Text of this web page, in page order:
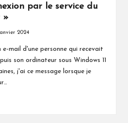
par le service du
»
2024
e-mail d'une personne qui recevait
son ordinateur sous Windows 11
j'ai ce message lorsque je